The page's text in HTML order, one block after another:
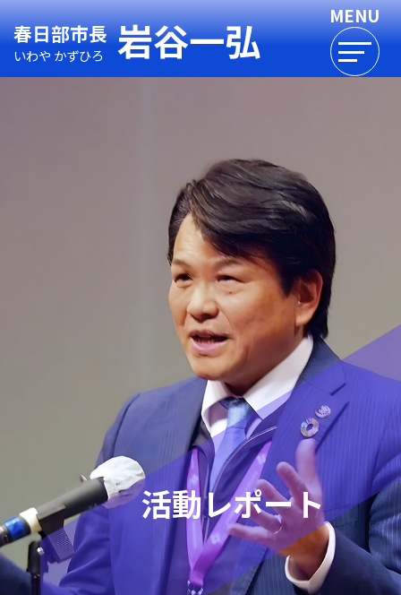
春日部市長
いわや かずひろ 岩谷一弘
活動レポート